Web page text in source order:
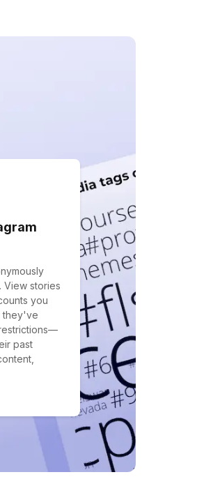
View stories
you
they've
past